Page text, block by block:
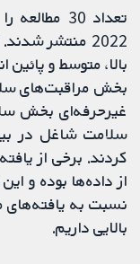
2022 منتشر
بالا، متوسط ​​و پائین
بخش مراقبت‌‌های
غیرحرفه‌ای بخش
سلامت شاغل در
کردند. برخی از
از داده‌ها بوده و
نسبت به یافته‌های
بالایی داریم.